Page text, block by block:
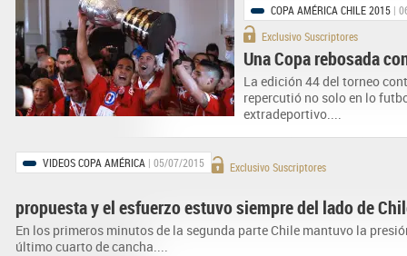
COPA AMÉRICA CHILE 2015 |
Exclusivo Suscriptores
Una Copa rebosada
La edición 44 del torneo
repercutió no solo en lo
extradeportivo....
VIDEOS COPA AMÉRICA | 05/07/2015 Exclusivo Suscriptores
propuesta y el esfuerzo estuvo siempre del lado de
En los primeros minutos de la segunda parte Chile mantuvo la
último cuarto de cancha....